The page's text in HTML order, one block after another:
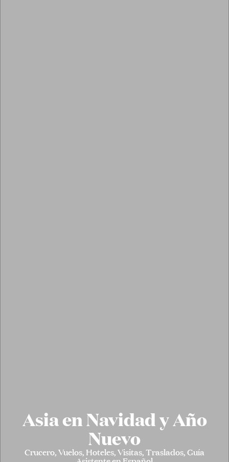
Asia en Navidad y Año
Nuevo
Crucero, Vuelos, Hoteles, Visitas, Traslados, Guía